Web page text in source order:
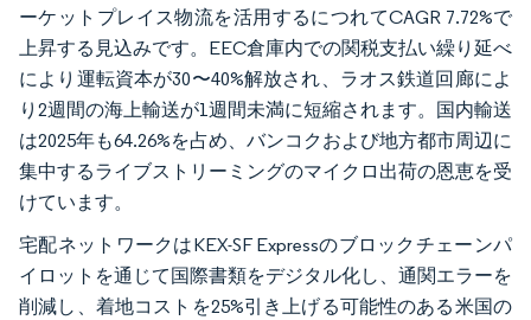
ーケットプレイス物流を活用するにつれてCAGR 7.72%で
上昇する見込みです。EEC倉庫内での関税支払い繰り延べ
により運転資本が30〜40%解放され、ラオス鉄道回廊によ
り2週間の海上輸送が1週間未満に短縮されます。国内輸送
は2025年も64.26%を占め、バンコクおよび地方都市周辺に
集中するライブストリーミングのマイクロ出荷の恩恵を受
けています。
宅配ネットワークはKEX-SF Expressのブロックチェーンパ
イロットを通じて国際書類をデジタル化し、通関エラーを
削減し、着地コストを25%引き上げる可能性のある米国の